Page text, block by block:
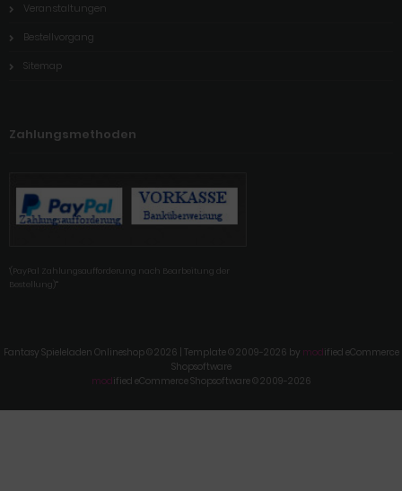
Veranstaltungen
Bestellvorgang
Sitemap
Zahlungsmethoden
'(PayPal Zahlungsaufforderung nach Bearbeitung der
Bestellung)'"
Fantasy Spieleladen Onlineshop © 2026 | Template © 2009-2026 by modified eCommerce
Shopsoftware
modified eCommerce Shopsoftware © 2009-2026